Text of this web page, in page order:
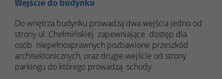
Wejście do budynku
Do wnętrza budynku prowadzą dwa wejścia jedno od
strony ul. Chełmińskiej zapewniające dostęp dla
osób niepełnosprawnych pozbawione przeszkód
architektonicznych, oraz drugie wejście od strony
parkingu do którego prowadzą schody.